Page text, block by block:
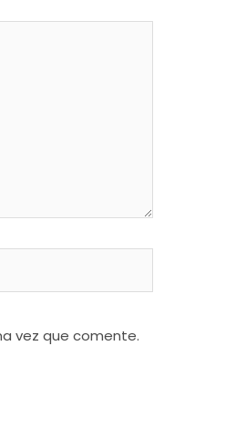
vez que comente.